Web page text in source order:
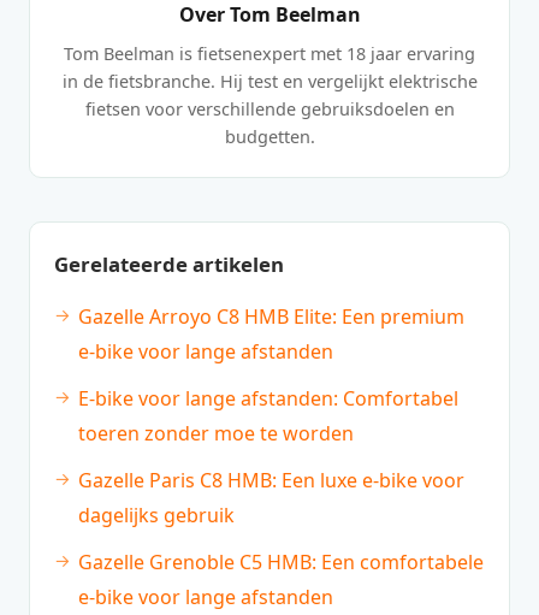
Over Tom Beelman
Tom Beelman is fietsenexpert met 18 jaar ervaring
in de fietsbranche. Hij test en vergelijkt elektrische
fietsen voor verschillende gebruiksdoelen en
budgetten.
Gerelateerde artikelen
Gazelle Arroyo C8 HMB Elite: Een premium
e-bike voor lange afstanden
E-bike voor lange afstanden: Comfortabel
toeren zonder moe te worden
Gazelle Paris C8 HMB: Een luxe e-bike voor
dagelijks gebruik
Gazelle Grenoble C5 HMB: Een comfortabele
e-bike voor lange afstanden